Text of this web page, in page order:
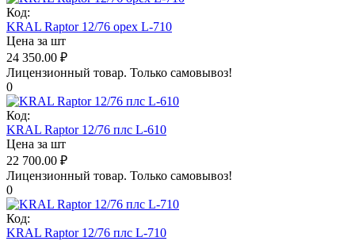
Код:
KRAL Raptor 12/76 орех L-710
Цена за шт
24 350.00 ₽
Лицензионный товар. Только самовывоз!
0
Код:
KRAL Raptor 12/76 плс L-610
Цена за шт
22 700.00 ₽
Лицензионный товар. Только самовывоз!
0
Код:
KRAL Raptor 12/76 плс L-710